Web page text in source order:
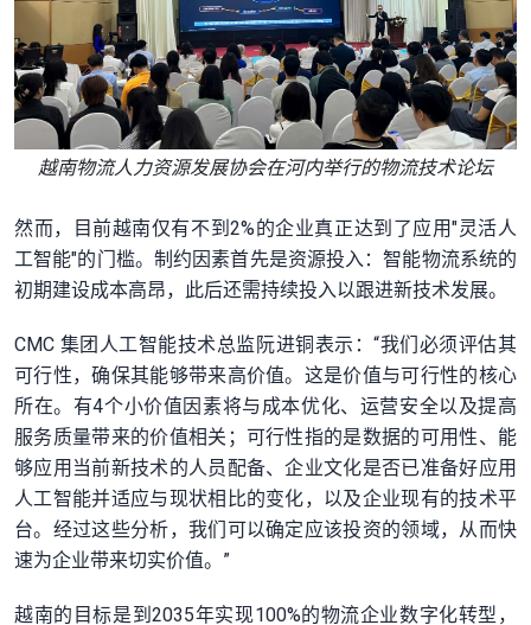
越南物流人力资源发展协会在河内举行的物流技术论坛
然而，目前越南仅有不到2%的企业真正达到了应用"灵活人
工智能"的门槛。制约因素首先是资源投入：智能物流系统的
初期建设成本高昂，此后还需持续投入以跟进新技术发展。
CMC 集团人工智能技术总监阮进铜表示：“我们必须评估其
可行性，确保其能够带来高价值。这是价值与可行性的核心
所在。有4个小价值因素将与成本优化、运营安全以及提高
服务质量带来的价值相关；可行性指的是数据的可用性、能
够应用当前新技术的人员配备、企业文化是否已准备好应用
人工智能并适应与现状相比的变化，以及企业现有的技术平
台。经过这些分析，我们可以确定应该投资的领域，从而快
速为企业带来切实价值。”
越南的目标是到2035年实现100%的物流企业数字化转型，